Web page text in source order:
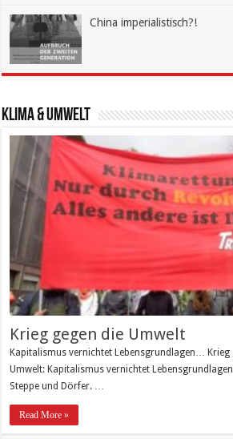
China imperialistisch?!
Klima & Umwelt
Krieg gegen die Umwelt
Kapitalismus vernichtet Lebensgrundlagen… Krieg
Umwelt: Kapitalismus vernichtet
Steppe und Dörfer. …
Read More »